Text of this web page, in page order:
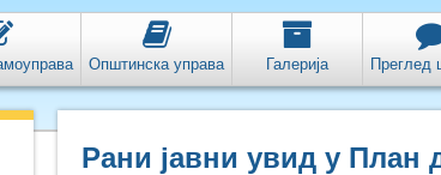
Општинска управа Галерија Преглед
Рани јавни увид у План